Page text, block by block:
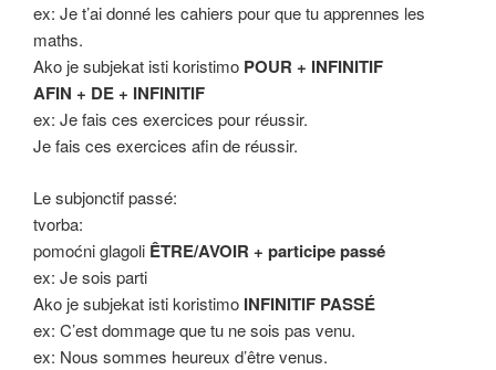
ex: Je t’ai donné les cahiers pour que tu apprennes les
maths.
Ako je subjekat isti koristimo POUR + INFINITIF
AFIN + DE + INFINITIF
ex: Je fais ces exercices pour réussir.
Je fais ces exercices afin de réussir.
Le subjonctif passé:
tvorba:
pomoćni glagoli ÊTRE/AVOIR + participe passé
ex: Je sois parti
Ako je subjekat isti koristimo INFINITIF PASSÉ
ex: C’est dommage que tu ne sois pas venu.
ex: Nous sommes heureux d’être venus.